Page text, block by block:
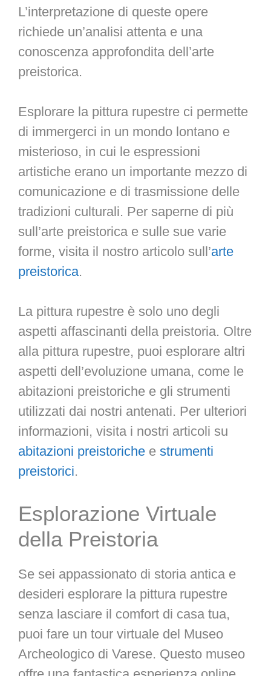
L’interpretazione di queste opere
richiede un’analisi attenta e una
conoscenza approfondita dell’arte
preistorica.
Esplorare la pittura rupestre ci permette
di immergerci in un mondo lontano e
misterioso, in cui le espressioni
artistiche erano un importante mezzo di
comunicazione e di trasmissione delle
tradizioni culturali. Per saperne di più
sull’arte preistorica e sulle sue varie
forme, visita il nostro articolo sull’arte
preistorica.
La pittura rupestre è solo uno degli
aspetti affascinanti della preistoria. Oltre
alla pittura rupestre, puoi esplorare altri
aspetti dell’evoluzione umana, come le
abitazioni preistoriche e gli strumenti
utilizzati dai nostri antenati. Per ulteriori
informazioni, visita i nostri articoli su
abitazioni preistoriche e strumenti
preistorici.
Esplorazione Virtuale
della Preistoria
Se sei appassionato di storia antica e
desideri esplorare la pittura rupestre
senza lasciare il comfort di casa tua,
puoi fare un tour virtuale del Museo
Archeologico di Varese. Questo museo